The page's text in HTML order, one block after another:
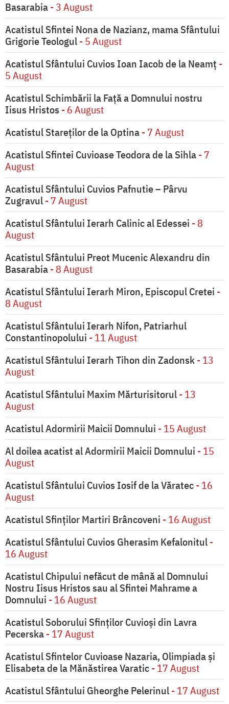
Basarabia- 3 August
Acatistul Sfintei Nona de Nazianz, mama Sfântului
Grigorie Teologul- 5 August
Acatistul Sfântului Cuvios Ioan Iacob de la Neamț -
5 August
Acatistul Schimbării la Faţă a Domnului nostru
Iisus Hristos - 6 August
Acatistul Stareţilor de la Optina- 7 August
Acatistul Sfintei Cuvioase Teodora de la Sihla- 7
August
Acatistul Sfântului Cuvios Pafnutie – Pârvu
Zugravul- 7 August
Acatistul Sfântului Ierarh Calinic al Edessei - 8
August
Acatistul Sfântului Preot Mucenic Alexandru din
Basarabia- 8 August
Acatistul Sfântului Ierarh Miron, Episcopul Cretei -
8 August
Acatistul Sfântului Ierarh Nifon, Patriarhul
Constantinopolului - 11 August
Acatistul Sfântului Ierarh Tihon din Zadonsk- 13
August
Acatistul Sfântului Maxim Mărturisitorul- 13
August
Acatistul Adormirii Maicii Domnului - 15 August
Al doilea acatist al Adormirii Maicii Domnului - 15
August
Acatistul Sfântului Cuvios Iosif de la Văratec- 16
August
Acatistul Sfinților Martiri Brâncoveni - 16 August
Acatistul Sfântului Cuvios Gherasim Kefalonitul-
16 August
Acatistul Chipului nefăcut de mână al Domnului
Nostru Iisus Hristos sau al Sfintei Mahrame a
Domnului - 16 August
Acatistul Soborului Sfinților Cuvioși din Lavra
Pecerska- 17 August
Acatistul Sfintelor Cuvioase Nazaria, Olimpiada și
Elisabeta de la Mănăstirea Varatic- 17 August
Acatistul Sfântului Gheorghe Pelerinul- 17 August